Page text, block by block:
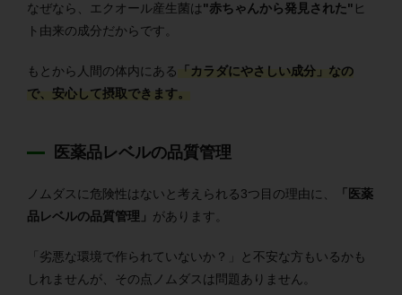
なぜなら、エクオール産生菌は"赤ちゃんから発見された" ヒ
ト由来の成分だからです。
もとから人間の体内にある
「カラダにやさしい成分」なの
で、安心して摂取できます。
医薬品レベルの品質管理
ノムダスに危険性はないと考えられる3つ目の理由に、
「医薬
品レベルの品質管理」 があります。
「劣悪な環境で作られていないか？」と不安な方もいるかも
しれませんが、その点ノムダスは問題ありません。